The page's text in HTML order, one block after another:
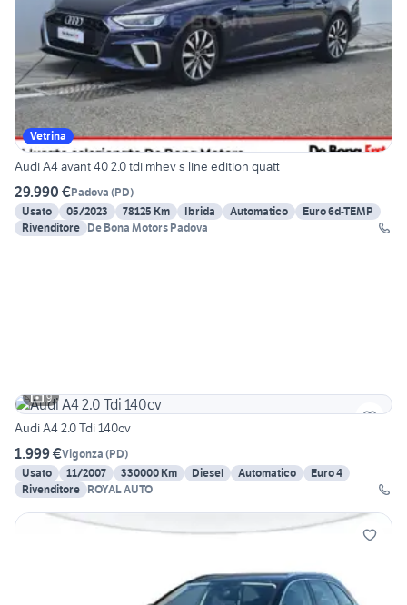
Vetrina
Audi A4 avant 40 2.0 tdi mhev s line edition quatt
29.990 €Padova (PD)
Usato
05/2023 78125 Km Ibrida Automatico
Euro 6d-TEMP
Rivenditore De Bona Motors Padova
9
Audi A4 2.0 Tdi 140cv
1.999 €Vigonza (PD)
Usato
11/2007 330000 Km Diesel Automatico
Euro 4
Rivenditore ROYAL AUTO